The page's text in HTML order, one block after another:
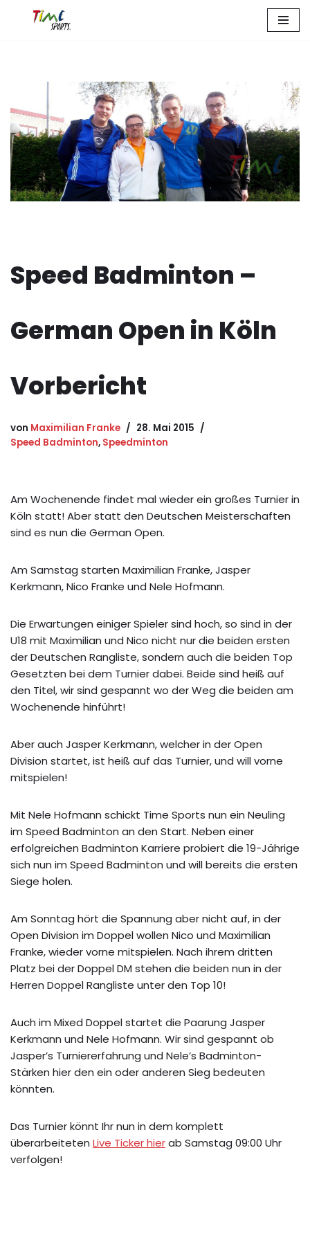
Speed Badminton –
German Open in Köln
Vorbericht
von Maximilian Franke
28. Mai 2015
Speed Badminton, Speedminton
Am Wochenende findet mal wieder ein großes Turnier in
Köln statt! Aber statt den Deutschen Meisterschaften
sind es nun die German Open.
Am Samstag starten Maximilian Franke, Jasper
Kerkmann, Nico Franke und Nele Hofmann.
Die Erwartungen einiger Spieler sind hoch, so sind in der
U18 mit Maximilian und Nico nicht nur die beiden ersten
der Deutschen Rangliste, sondern auch die beiden Top
Gesetzten bei dem Turnier dabei. Beide sind heiß auf
den Titel, wir sind gespannt wo der Weg die beiden am
Wochenende hinführt!
Aber auch Jasper Kerkmann, welcher in der Open
Division startet, ist heiß auf das Turnier, und will vorne
mitspielen!
Mit Nele Hofmann schickt Time Sports nun ein Neuling
im Speed Badminton an den Start. Neben einer
erfolgreichen Badminton Karriere probiert die 19-Jährige
sich nun im Speed Badminton und will bereits die ersten
Siege holen.
Am Sonntag hört die Spannung aber nicht auf, in der
Open Division im Doppel wollen Nico und Maximilian
Franke, wieder vorne mitspielen. Nach ihrem dritten
Platz bei der Doppel DM stehen die beiden nun in der
Herren Doppel Rangliste unter den Top 10!
Auch im Mixed Doppel startet die Paarung Jasper
Kerkmann und Nele Hofmann. Wir sind gespannt ob
Jasper’s Turniererfahrung und Nele’s Badminton-
Stärken hier den ein oder anderen Sieg bedeuten
könnten.
Das Turnier könnt Ihr nun in dem komplett
überarbeiteten Live Ticker hierab Samstag 09:00 Uhr
verfolgen!